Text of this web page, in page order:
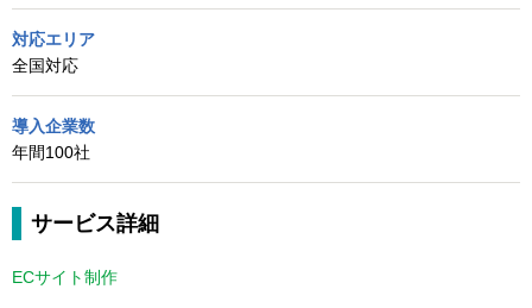
対応エリア
全国対応
導入企業数
年間100社
サービス詳細
ECサイト制作